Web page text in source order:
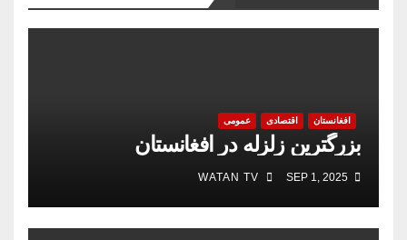
افغانستان اقتصادی عمومی
بزرگترین زلزله در افغانستان